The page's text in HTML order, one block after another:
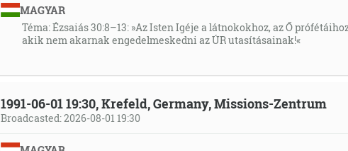
MAGYAR
Téma: Ézsaiás 30:8–13: »Az Isten Igéje a látnokokhoz, az Ő
akik nem akarnak engedelmeskedni az ÚR utasításainak!«
1991-06-01 19:30, Krefeld, Germany, Missions-Zentrum
Broadcasted: 2026-08-01 19:30